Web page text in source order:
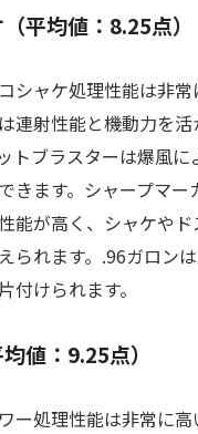
平均値：8.25点）
シャケ処理性能は非
連射性能と機動力を
トブラスターは爆風
きます。シャープマー
能が高く、シャケや
られます。.96ガロン
付けられます。
値：9.25点）
ー処理性能は非常に高